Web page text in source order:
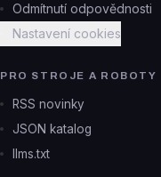
Odmítnutí odpovědnosti
Nastavení cookies
PRO STROJE A ROBOTY
RSS novinky
JSON katalog
llms.txt